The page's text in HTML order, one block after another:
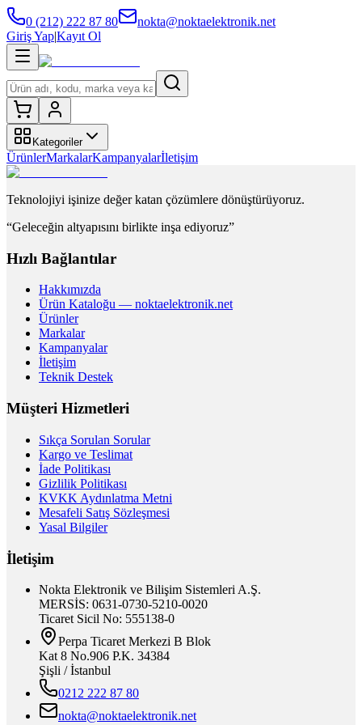
0 (212) 222 87 80
nokta@noktaelektronik.net
Giriş Yap|Kayıt Ol
Kategoriler
ÜrünlerMarkalarKampanyalarİletişim
Teknolojiyi işinize değer katan çözümlere dönüştürüyoruz.
“Geleceğin altyapısını birlikte inşa ediyoruz”
Hızlı Bağlantılar
Hakkımızda
Ürün Kataloğu — noktaelektronik.net
Ürünler
Markalar
Kampanyalar
İletişim
Teknik Destek
Müşteri Hizmetleri
Sıkça Sorulan Sorular
Kargo ve Teslimat
İade Politikası
Gizlilik Politikası
KVKK Aydınlatma Metni
Mesafeli Satış Sözleşmesi
Yasal Bilgiler
İletişim
Nokta Elektronik ve Bilişim Sistemleri A.Ş.
MERSİS: 0631-0730-5210-0020
Ticaret Sicil No: 555138-0
Perpa Ticaret Merkezi B Blok
Kat 8 No.906 P.K. 34384
Şişli / İstanbul
0212 222 87 80
nokta@noktaelektronik.net